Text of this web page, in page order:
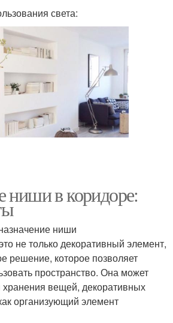
света:
в коридоре:
ниши
не только декоративный элемент,
решение, которое позволяет
пространство. Она может
вещей, декоративных
организующий элемент